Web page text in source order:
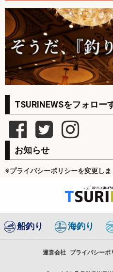
TSURINEWSをフォロー
お知らせ
※プライバシーポリシーを変更しま
船釣り 海釣り
運営会社 プライバシーポ